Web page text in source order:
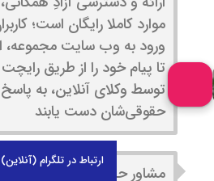
موارد کاملا رایگان است؛
ورود به وب­ سایت مجموعه،
تا پیام خود را از طریق
توسط وکلای آنلاین، به
حقوقی‌شان دست یابند
مشاور حقوقی دارای وظایف
ارتباط در تلگرام (آنلاین)